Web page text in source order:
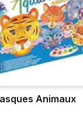
Animaux